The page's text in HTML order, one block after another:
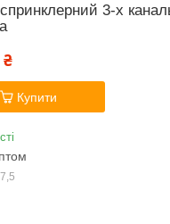
3-х
₴
Купити